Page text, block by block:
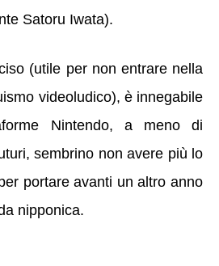
Satoru Iwata).
(utile per non entrare nella
videoludico), è innegabile
Nintendo, a meno di
sembrino non avere più lo
portare avanti un altro anno
nipponica.